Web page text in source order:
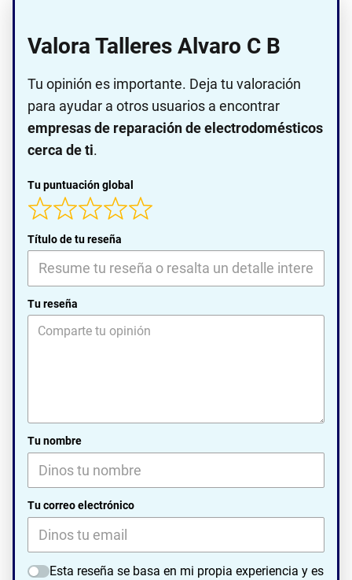
Valora Talleres Alvaro C B
Tu opinión es importante. Deja tu valoración
para ayudar a otros usuarios a encontrar
empresas de reparación de electrodomésticos
cerca de ti.
Tu puntuación global
Título de tu reseña
Tu reseña
Tu nombre
Tu correo electrónico
Esta reseña se basa en mi propia experiencia y es